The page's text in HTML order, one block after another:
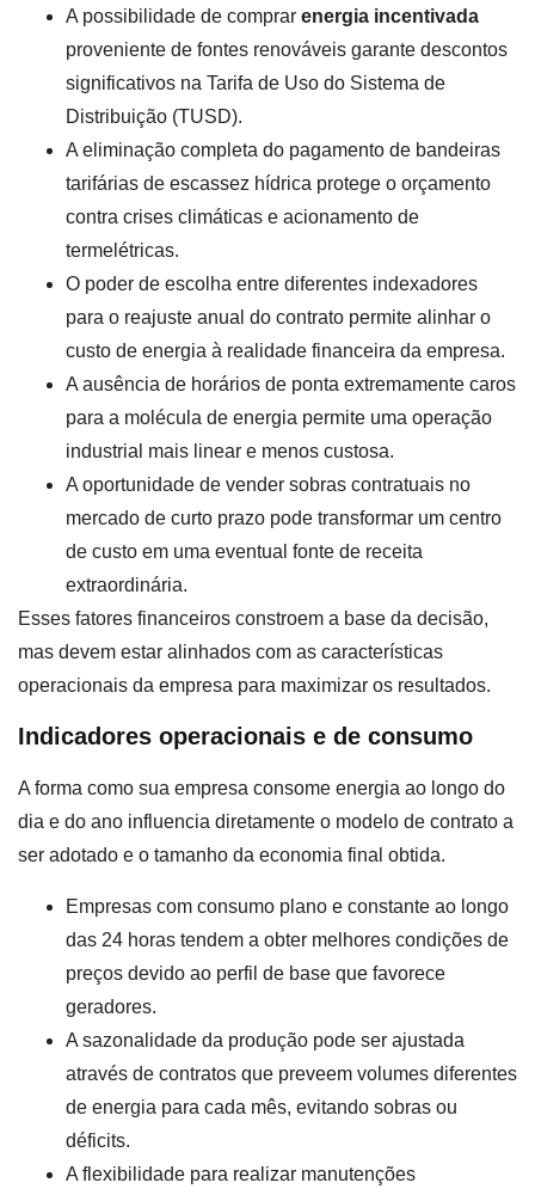
A possibilidade de comprar energia incentivada
proveniente de fontes renováveis garante descontos
significativos na Tarifa de Uso do Sistema de
Distribuição (TUSD).
A eliminação completa do pagamento de bandeiras
tarifárias de escassez hídrica protege o orçamento
contra crises climáticas e acionamento de
termelétricas.
O poder de escolha entre diferentes indexadores
para o reajuste anual do contrato permite alinhar o
custo de energia à realidade financeira da empresa.
A ausência de horários de ponta extremamente caros
para a molécula de energia permite uma operação
industrial mais linear e menos custosa.
A oportunidade de vender sobras contratuais no
mercado de curto prazo pode transformar um centro
de custo em uma eventual fonte de receita
extraordinária.
Esses fatores financeiros constroem a base da decisão,
mas devem estar alinhados com as características
operacionais da empresa para maximizar os resultados.
Indicadores operacionais e de consumo
A forma como sua empresa consome energia ao longo do
dia e do ano influencia diretamente o modelo de contrato a
ser adotado e o tamanho da economia final obtida.
Empresas com consumo plano e constante ao longo
das 24 horas tendem a obter melhores condições de
preços devido ao perfil de base que favorece
geradores.
A sazonalidade da produção pode ser ajustada
através de contratos que preveem volumes diferentes
de energia para cada mês, evitando sobras ou
déficits.
A flexibilidade para realizar manutenções